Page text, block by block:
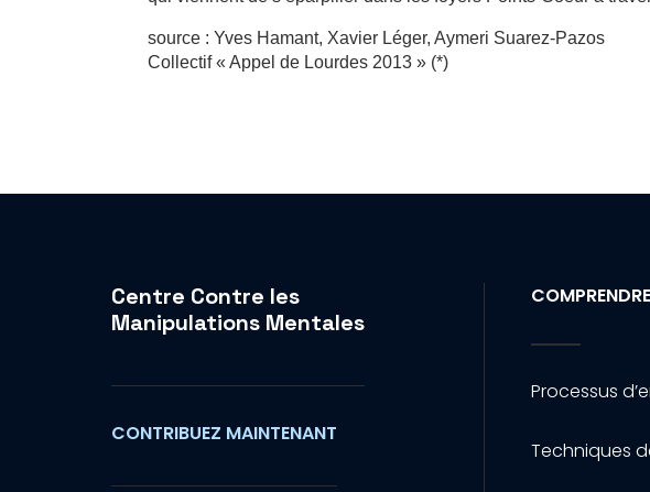
source : Yves Hamant, Xavier Léger, Aymeri Suarez-Pazos
Collectif « Appel de Lourdes 2013 » (*)
Centre Contre les
Manipulations Mentales
CONTRIBUEZ MAINTENANT
Processus
Techniques